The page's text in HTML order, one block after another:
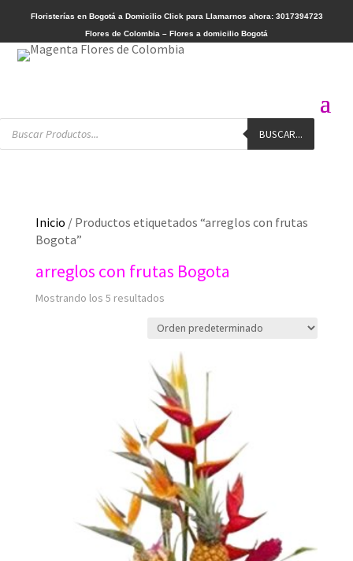
Floristerías en Bogotá a Domicilio Click para Llamarnos ahora: 3017394723
Flores de Colombia – Flores a domicilio Bogotá
BUSCAR...
Inicio / Productos etiquetados “arreglos con frutas
Bogota”
arreglos con frutas Bogota
Mostrando los 5 resultados